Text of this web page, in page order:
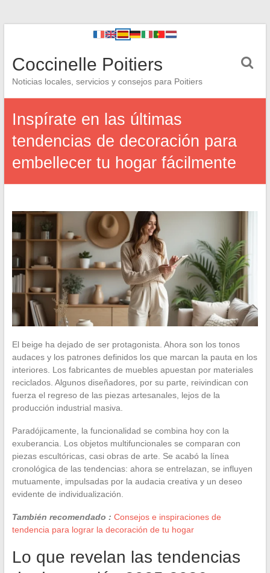
Coccinelle Poitiers
Noticias locales, servicios y consejos para Poitiers
Inspírate en las últimas
tendencias de decoración para
embellecer tu hogar fácilmente
El beige ha dejado de ser protagonista. Ahora son los tonos
audaces y los patrones definidos los que marcan la pauta en los
interiores. Los fabricantes de muebles apuestan por materiales
reciclados. Algunos diseñadores, por su parte, reivindican con
fuerza el regreso de las piezas artesanales, lejos de la
producción industrial masiva.
Paradójicamente, la funcionalidad se combina hoy con la
exuberancia. Los objetos multifuncionales se comparan con
piezas escultóricas, casi obras de arte. Se acabó la línea
cronológica de las tendencias: ahora se entrelazan, se influyen
mutuamente, impulsadas por la audacia creativa y un deseo
evidente de individualización.
También recomendado : Consejos e inspiraciones de
tendencia para lograr la decoración de tu hogar
Lo que revelan las tendencias